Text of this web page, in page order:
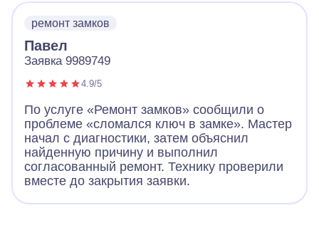
ремонт замков
Павел
Заявка 9989749
4.9/5
По услуге «Ремонт замков» сообщили о
проблеме «сломался ключ в замке». Мастер
начал с диагностики, затем объяснил
найденную причину и выполнил
согласованный ремонт. Технику проверили
вместе до закрытия заявки.